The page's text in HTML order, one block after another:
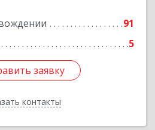
91
5
заявку
контакты
заявку
Назад